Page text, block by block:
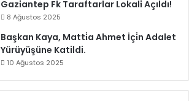
Gazi̇antep Fk Taraftarlar Lokali̇ Açıldı!
8 Ağustos 2025
Başkan Kaya, Matti̇a Ahmet İçi̇n Adalet
Yürüyüşüne Katildi.
10 Ağustos 2025